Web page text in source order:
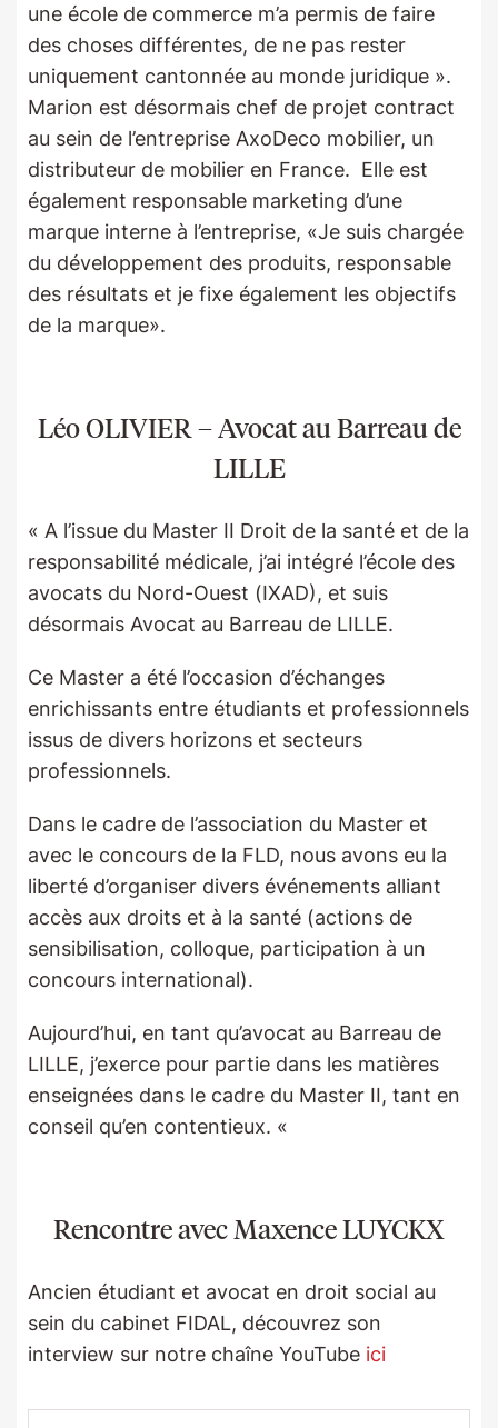
une école de commerce m’a permis de faire
des choses différentes, de ne pas rester
uniquement cantonnée au monde juridique ».
Marion est désormais chef de projet contract
au sein de l’entreprise AxoDeco mobilier, un
distributeur de mobilier en France. Elle est
également responsable marketing d’une
marque interne à l’entreprise, «Je suis chargée
du développement des produits, responsable
des résultats et je fixe également les objectifs
de la marque».
Léo OLIVIER – Avocat au Barreau de
LILLE
« A l’issue du Master II Droit de la santé et de la
responsabilité médicale, j’ai intégré l’école des
avocats du Nord-Ouest (IXAD), et suis
désormais Avocat au Barreau de LILLE.
Ce Master a été l’occasion d’échanges
enrichissants entre étudiants et professionnels
issus de divers horizons et secteurs
professionnels.
Dans le cadre de l’association du Master et
avec le concours de la FLD, nous avons eu la
liberté d’organiser divers événements alliant
accès aux droits et à la santé (actions de
sensibilisation, colloque, participation à un
concours international).
Aujourd’hui, en tant qu’avocat au Barreau de
LILLE, j’exerce pour partie dans les matières
enseignées dans le cadre du Master II, tant en
conseil qu’en contentieux. «
Rencontre avec Maxence LUYCKX
Ancien étudiant et avocat en droit social au
sein du cabinet FIDAL, découvrez son
interview sur notre chaîne YouTube ici